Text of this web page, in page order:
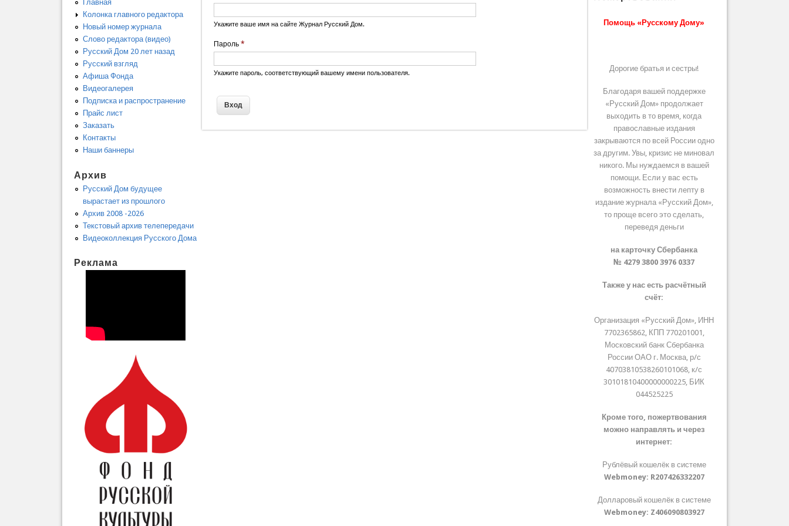
Укажите ваше имя на сайте Журнал Русский Дом.
Пароль*
Укажите пароль, соответствующий вашему имени пользователя.
Главная
Колонка главного редактора
Новый номер журнала
Слово редактора (видео)
Русский Дом 20 лет назад
Русский взгляд
Афиша Фонда
Видеогалерея
Подписка и распространение
Прайс лист
Заказать
Контакты
Наши баннеры
Архив
Русский Дом будущее
вырастает из прошлого
Архив 2008 -2026
Текстовый архив телепередачи
Видеоколлекция Русского Дома
Реклама
Помощь «Русскому Дому»
Дорогие братья и сестры!
Благодаря вашей поддержке
«Русский Дом» продолжает
выходить в то время, когда
православные издания
закрываются по всей России одно
за другим. Увы, кризис не миновал
никого. Мы нуждаемся в вашей
помощи. Если у вас есть
возможность внести лепту в
издание журнала «Русский Дом»,
то проще всего это сделать,
переведя деньги
на карточку Сбербанка
№ 4279 3800 3976 0337
Также у нас есть расчётный
счёт:
Организация «Русский Дом», ИНН
7702365862, КПП 770201001,
Московский банк Сбербанка
России ОАО г. Москва, р/с
40703810538260101068, к/с
30101810400000000225, БИК
044525225
Кроме того, пожертвования
можно направлять и через
интернет:
Рублёвый кошелёк в системе
Webmoney: R207426332207
Долларовый кошелёк в системе
Webmoney: Z406090803927